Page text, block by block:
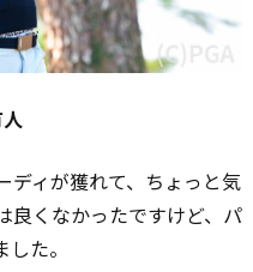
ディが獲れて、ちょっと気
良くなかったですけど、パ
た。